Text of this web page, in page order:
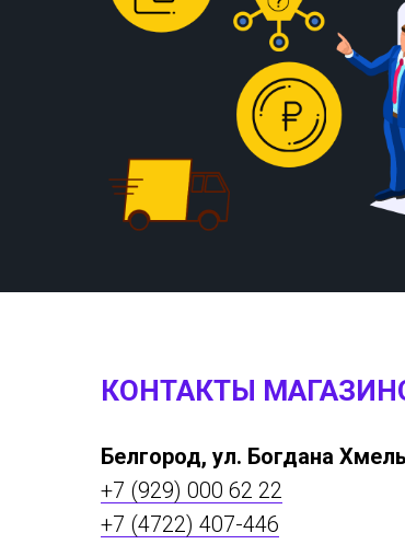
КОНТАКТЫ
Белгород, ул. Богдана
+7 (929) 000 62 22
+7 (4722) 407-446